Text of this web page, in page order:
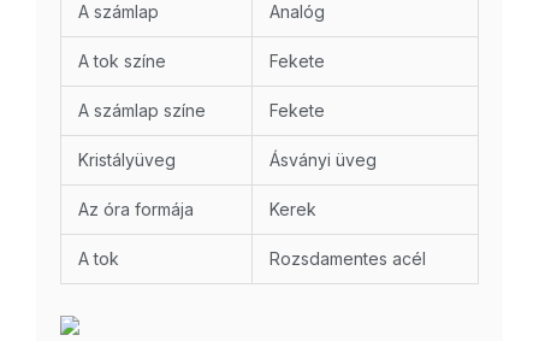
A számlap Analóg
A tok színe Fekete
A számlap színe Fekete
Kristályüveg Ásványi üveg
Az óra formája Kerek
A tok Rozsdamentes acél